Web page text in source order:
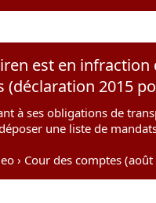
est en
(déclaration 2015
à ses obligations de
une liste de
› Cour des comptes